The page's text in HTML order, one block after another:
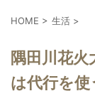
HOME > 生活 >
隅田川花
は代行を使